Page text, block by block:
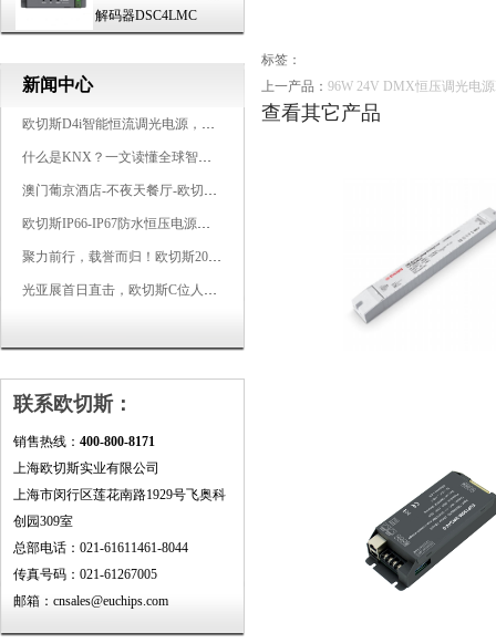
解码器DSC4LMC
新闻中心
欧切斯D4i智能恒流调光电源，引领未来照明生态
什么是KNX？一文读懂全球智能建筑控制标准
澳门葡京酒店-不夜天餐厅-欧切斯KNX智能控制系统打造高端智慧空间
欧切斯IP66-IP67防水恒压电源，无惧风雨，智稳如一
聚力前行，载誉而归！欧切斯2026光亚展完美收官
光亚展首日直击，欧切斯C位人气爆棚-双奖加冕，实力再出圈
联系欧切斯：
销售热线： 400-800-8171
上海欧切斯实业有限公司
上海市闵行区莲花南路1929号飞奥科
创园309室
总部电话：021-61611461-8044
传真号码：021-61267005
邮箱：cnsales@euchips.com
标签：
上一产品： 96W 24V DMX恒压调光电
查看其它产品